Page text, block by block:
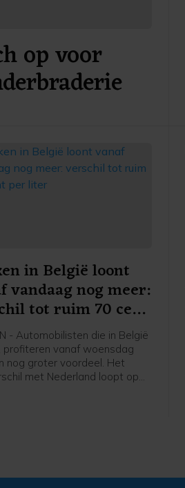
op voor
in België loont
vandaag nog meer:
tot ruim 70 cent
- Automobilisten die in België
profiteren vanaf woensdag
nog groter voordeel. Het
met Nederland loopt op